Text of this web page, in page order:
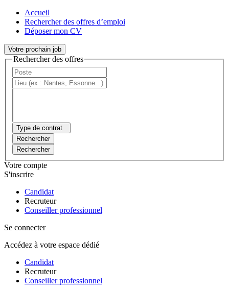
Accueil
Rechercher des offres d’emploi
Déposer mon CV
Votre prochain job
Rechercher des offres
Type de contrat
Rechercher
Rechercher
Votre compte
S'inscrire
Candidat
Recruteur
Conseiller professionnel
Se connecter
Accédez à votre espace dédié
Candidat
Recruteur
Conseiller professionnel